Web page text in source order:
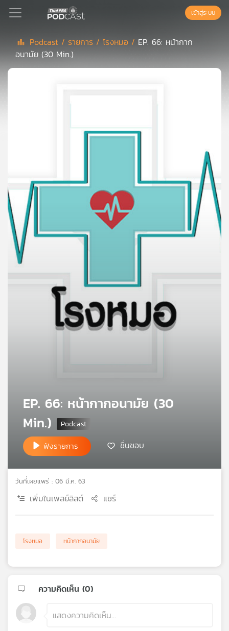
Podcast
ย์
ลิ
สต์
ของ
คุณ
เพลง
เกี่ยว
เครือ
ข่าย
ไทย
วิทยุ
ข่าย
เข้าสู่ระบบ
Podcast / รายการ /โรงหมอ / EP. 66: หน้ากาก
อนามัย (30 Min.)
EP. 66: หน้ากากอนามัย (30
Min.)
ฟังรายการ ชื่นชอบ
วันที่เผยแพร่ : 06 มี.ค. 63
เพิ่มในเพลย์ลิสต์ แชร์
โรงหมอ หน้ากากอนามัย
ความคิดเห็น (0)